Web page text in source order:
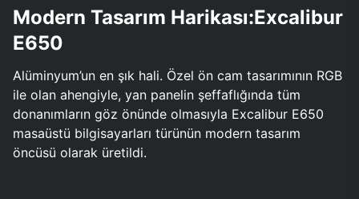
Modern Tasarım Harikası:Excalibur
E650
Alüminyum’un en şık hali. Özel ön cam tasarımının RGB
ile olan ahengiyle, yan panelin şeffaflığında tüm
donanımların göz önünde olmasıyla Excalibur E650
masaüstü bilgisayarları türünün modern tasarım
öncüsü olarak üretildi.